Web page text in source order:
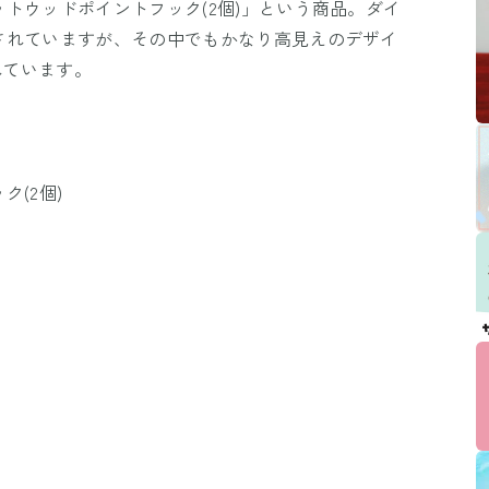
ウッドポイントフック(2個)」という商品。ダイ
ていますが、その中でもかなり高見えのデザイ
います。
(2個)